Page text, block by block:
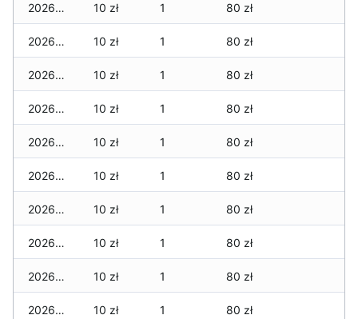
2026-02-07 10 zł 1 80 zł
2026-02-06 10 zł 1 80 zł
2026-02-05 10 zł 1 80 zł
2026-02-04 10 zł 1 80 zł
2026-02-03 10 zł 1 80 zł
2026-02-02 10 zł 1 80 zł
2026-02-01 10 zł 1 80 zł
2026-01-31 10 zł 1 80 zł
2026-01-30 10 zł 1 80 zł
2026-01-29 10 zł 1 80 zł